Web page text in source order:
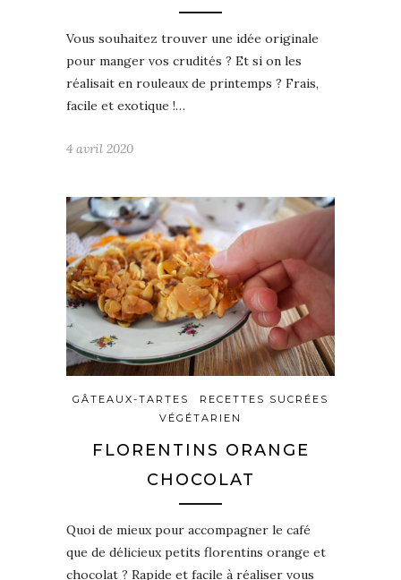
Vous souhaitez trouver une idée originale
pour manger vos crudités ? Et si on les
réalisait en rouleaux de printemps ? Frais,
facile et exotique !…
4 avril 2020
GÂTEAUX-TARTES
RECETTES SUCRÉES
VÉGÉTARIEN
FLORENTINS ORANGE
CHOCOLAT
Quoi de mieux pour accompagner le café
que de délicieux petits florentins orange et
chocolat ? Rapide et facile à réaliser vous